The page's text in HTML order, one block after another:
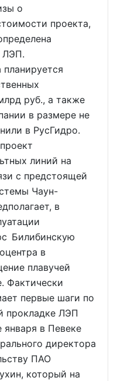
о
проекта,
ЛЭП.
руб., а также
в размере не
в РусГидро.
линий на
с предстоящей
Чаун-
в
Билибинскую
в
плавучей
Фактически
первые шаги по
прокладке ЛЭП
января в Певеке
директора
ПАО
который на